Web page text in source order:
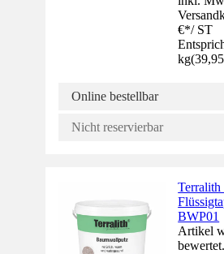
€*/ ST
kg(
Online bestellbar
Nicht reservierbar
BWP01
Artikel
bewertet.